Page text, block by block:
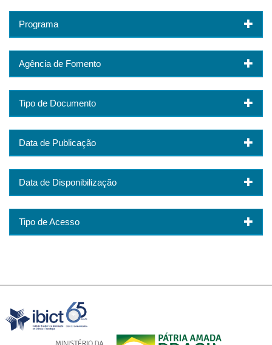
Programa
Agência de Fomento
Tipo de Documento
Data de Publicação
Data de Disponibilização
Tipo de Acesso